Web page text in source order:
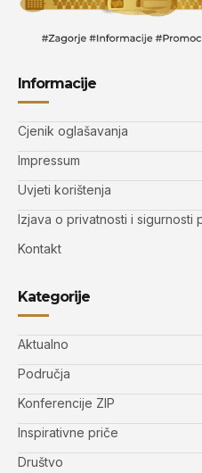
Informacije
Cjenik oglašavanja
Impressum
Uvjeti korištenja
Izjava o privatnosti i sigurnosti
Kontakt
Kategorije
Aktualno
Područja
Konferencije ZIP
Inspirativne priče
Društvo